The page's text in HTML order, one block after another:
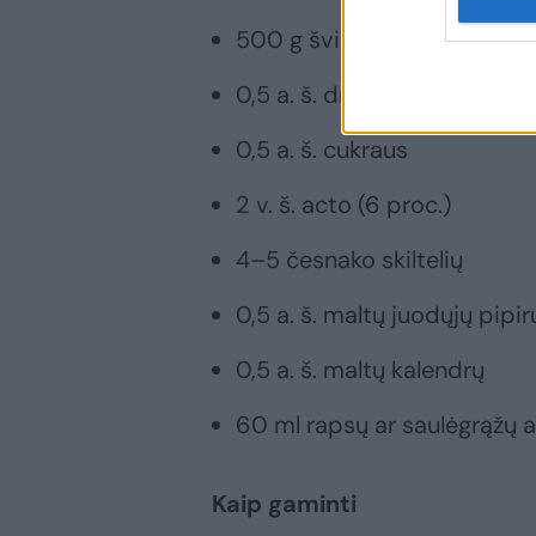
500 g šviežių burokėlių
0,5 a. š. druskos
0,5 a. š. cukraus
2 v. š. acto (6 proc.)
4–5 česnako skiltelių
0,5 a. š. maltų juodųjų
0,5 a. š. maltų kalendrų
60 ml rapsų ar saulėgrąžų
Kaip gaminti